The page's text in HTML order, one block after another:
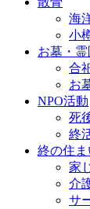
海
小
お墓・霊
合
お
NPO活動
死
終
終の住ま
家
介
サ